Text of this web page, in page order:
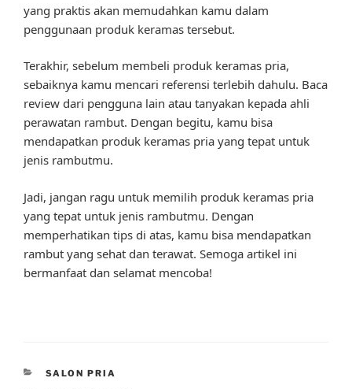
yang praktis akan memudahkan kamu dalam
penggunaan produk keramas tersebut.
Terakhir, sebelum membeli produk keramas pria,
sebaiknya kamu mencari referensi terlebih dahulu. Baca
review dari pengguna lain atau tanyakan kepada ahli
perawatan rambut. Dengan begitu, kamu bisa
mendapatkan produk keramas pria yang tepat untuk
jenis rambutmu.
Jadi, jangan ragu untuk memilih produk keramas pria
yang tepat untuk jenis rambutmu. Dengan
memperhatikan tips di atas, kamu bisa mendapatkan
rambut yang sehat dan terawat. Semoga artikel ini
bermanfaat dan selamat mencoba!
CATEGORIES
SALON PRIA